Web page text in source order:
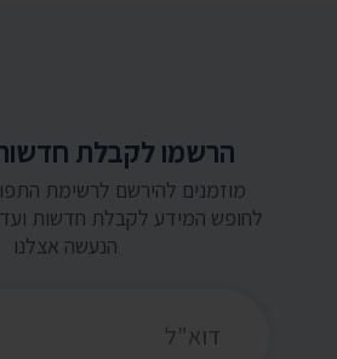
הרשמו לקבלת חדשות
מוזמנים להירשם לרשימת
לחופש המידע לקבלת חדשות
הנעשה אצלנו